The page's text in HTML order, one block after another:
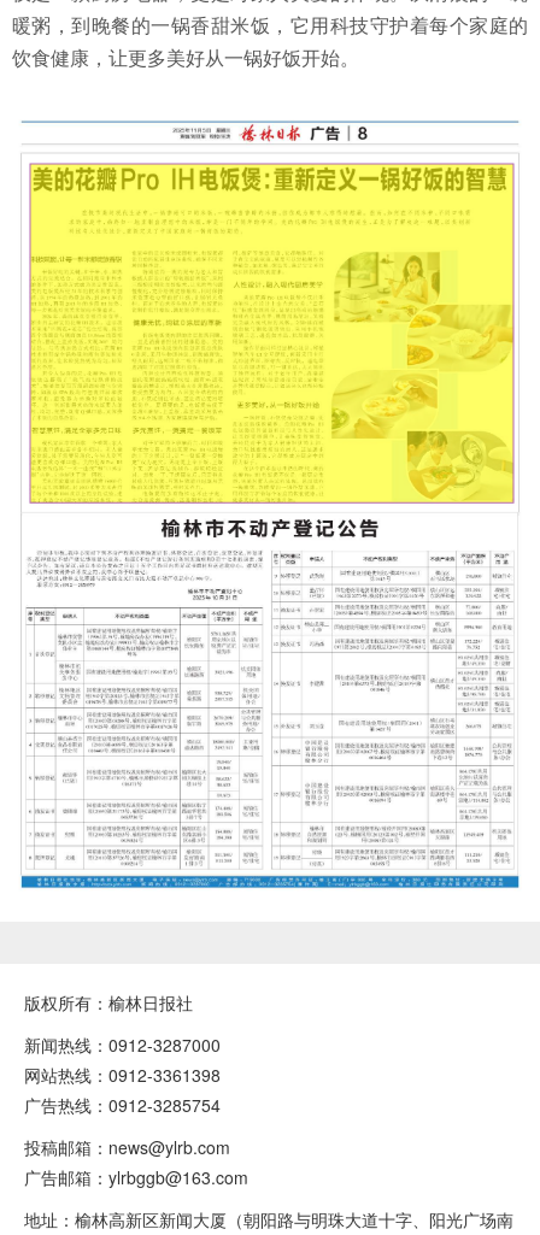
暖粥，到晚餐的一锅香甜米饭，它用科技守护着每个家庭的
饮食健康，让更多美好从一锅好饭开始。
版权所有：榆林日报社
新闻热线：0912-3287000
网站热线：0912-3361398
广告热线：0912-3285754
投稿邮箱：news@ylrb.com
广告邮箱：ylrbggb@163.com
地址：榆林高新区新闻大厦（朝阳路与明珠大道十字、阳光广场南